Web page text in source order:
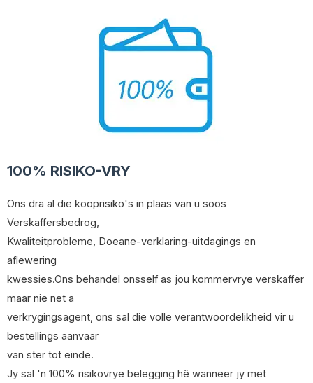
100% RISIKO-VRY
Ons dra al die kooprisiko's in plaas van u soos
Verskaffersbedrog,
Kwaliteitprobleme, Doeane-verklaring-uitdagings en
aflewering
kwessies.Ons behandel onsself as jou kommervrye verskaffer
maar nie net a
verkrygingsagent, ons sal die volle verantwoordelikheid vir u
bestellings aanvaar
van ster tot einde.
Jy sal 'n 100% risikovrye belegging hê wanneer jy met